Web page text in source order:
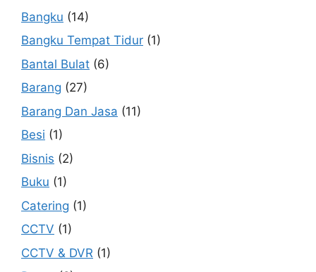
Bangku (14)
Bangku Tempat Tidur (1)
Bantal Bulat (6)
Barang (27)
Barang Dan Jasa (11)
Besi (1)
Bisnis (2)
Buku (1)
Catering (1)
CCTV (1)
CCTV & DVR (1)